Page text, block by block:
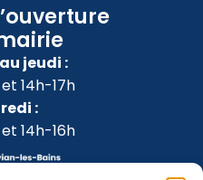
jeudi :
14h-17h
:
14h-16h